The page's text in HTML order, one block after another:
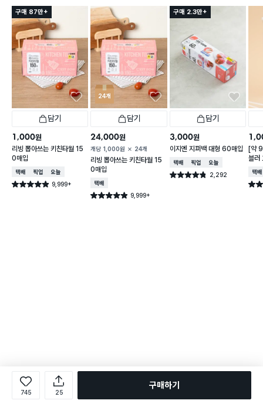
구매 87만+
담기
1,000원
리빙 뽑아쓰는 키친타월 15
0매입
택배배송매장픽업오늘배송
별점 4.9점 9,999+
건 작성
24개
담기
24,000원
개당 1,000원 24개
리빙 뽑아쓰는 키친타월 15
0매입
택배배송
별점 4.9점 9,999+
건 작성
구매 2.3만+
담기
3,000원
이지엔 지퍼백 대형 60매입
택배배송매장픽업오늘배송
별점 4.8점 2,292
건 작성
[약
블러
X
택배
별점
745 25
구매하기